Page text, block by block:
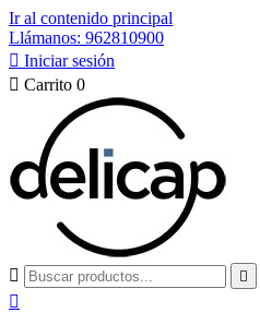
Ir al contenido principal
Llámanos: 962810900
 Iniciar sesión
 Carrito 0
 
